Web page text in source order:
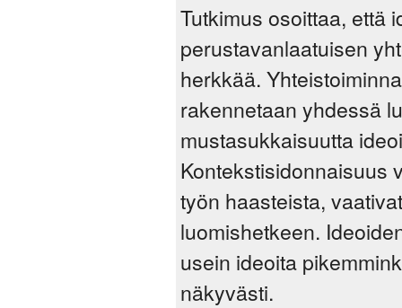
Tutkimus osoittaa, että
perustavanlaatuisen
herkkää.
rakennetaan yhdessä
mustasukkaisuutta
Kontekstisidonnaisuus
työn haasteista,
luomishetkeen.
usein ideoita
näkyvästi.